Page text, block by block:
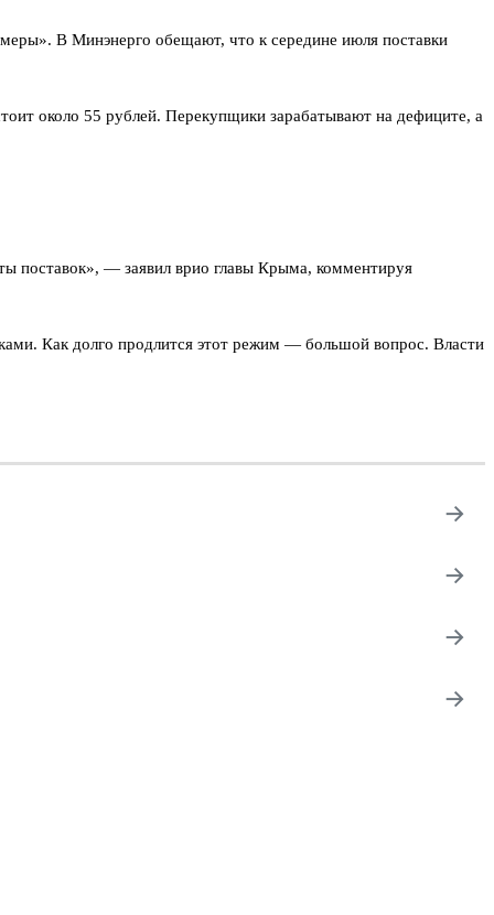
В Минэнерго обещают, что к середине июля поставки
около 55 рублей. Перекупщики зарабатывают на дефиците, а
поставок», — заявил врио главы Крыма, комментируя
Как долго продлится этот режим — большой вопрос. Власти
→
→
→
→